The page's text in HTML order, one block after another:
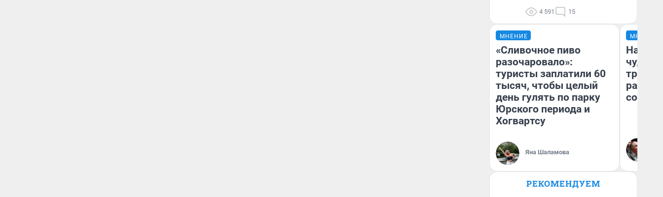
4 591 15
МНЕНИЕ
«Сливочное пиво
разочаровало»:
туристы заплатили 60
тысяч, чтобы целый
день гулять по парку
Юрского периода и
Хогвартсу
Яна Шаламова
МНЕНИЕ
чудом
РЕКОМЕНДУЕМ